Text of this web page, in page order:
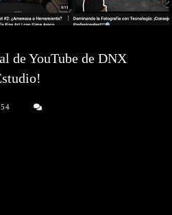
de YouTube de DNX
54